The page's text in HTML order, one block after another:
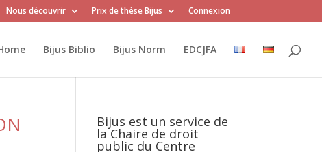
Nous découvrir Prix de thèse Bijus Connexion
Bijus Biblio Bijus Norm EDCJFA
Bijus est un service de
la Chaire de droit
public du Centre